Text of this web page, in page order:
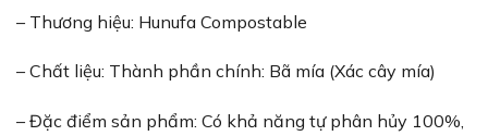
– Thương hiệu: Hunufa Compostable
– Chất liệu: Thành phần chính: Bã mía (Xác cây mía)
– Đặc điểm sản phẩm: Có khả năng tự phân hủy 100%,